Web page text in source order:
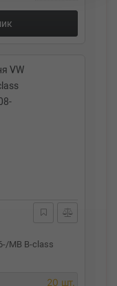
MB B-class
20 шт.